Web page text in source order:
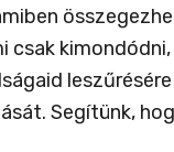
Segítünk,